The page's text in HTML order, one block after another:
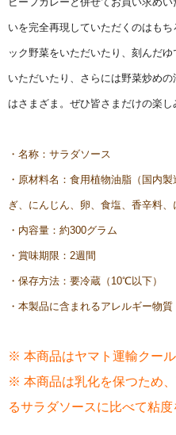
いを完全再現していただくのはも
ック野菜をいただいたり、刻んだ
いただいたり、さらには野菜炒め
はさまざま。ぜひ皆さまだけの楽し
・名称：サラダソース
・原材料名：食用植物油脂（国内
ぎ、にんじん、卵、食塩、香辛料
・内容量：約300グラム
・賞味期限：2週間
・保存方法：要冷蔵（10℃以下）
・本製品に含まれるアレルギー物
※ 本商品はヤマト運輸クー
※ 本商品は乳化を保つため
るサラダソースに比べて粘